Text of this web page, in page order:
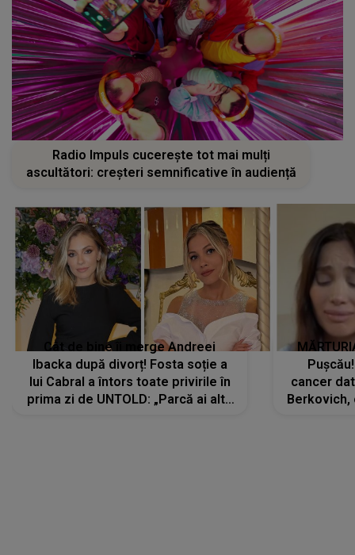
Radio Impuls cucerește tot mai mulți
ascultători: creșteri semnificative în audiență
Cât de bine îi merge Andreei
Ibacka după divorț! Fosta soție a
lui Cabral a întors toate privirile în
prima zi de UNTOLD: „Parcă ai altă
cancer
Berkovich,